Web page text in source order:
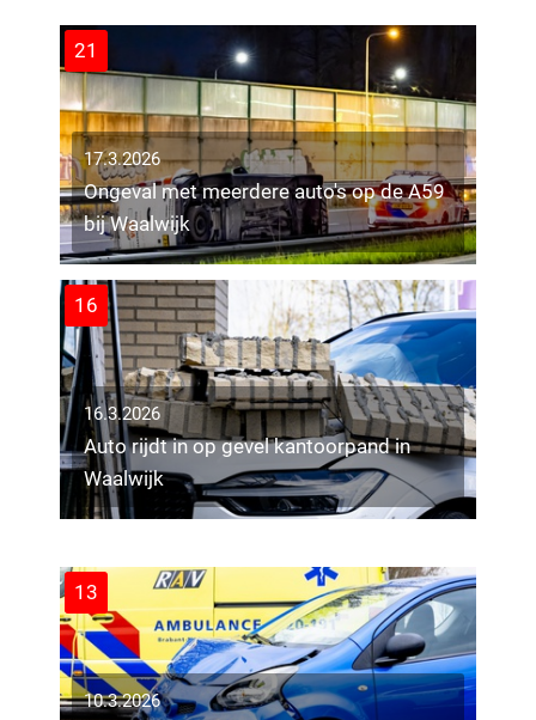
9
21
17.3.2026
Ongeval met meerdere auto's op de A59
bij Waalwijk
16
16.3.2026
Auto rijdt in op gevel kantoorpand in
Waalwijk
12
12.3.2026
Bedrijfswagen zwaar beschadigd door
brand in Tilburg
13
10.3.2026